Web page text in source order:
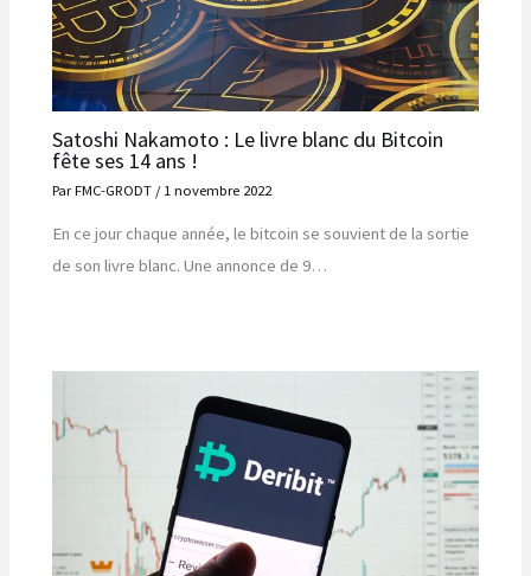
Satoshi Nakamoto : Le livre blanc du Bitcoin
fête ses 14 ans !
ParFMC-GRODT /1 novembre 2022
En ce jour chaque année, le bitcoin se souvient de la sortie
de son livre blanc. Une annonce de 9…